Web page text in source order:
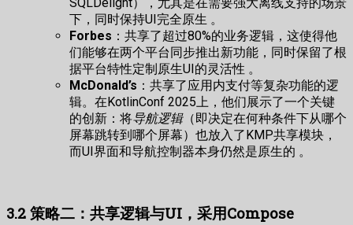
下，同时保持UI完全原生 。
Forbes ：共享了超过80%的业务逻辑，这使得他
们能够在两个平台同步推出新功能，同时保留了根
据平台特性定制原生UI的灵活性 。
McDonald’s ：共享了应用内支付等复杂功能的逻
辑。在KotlinConf 2025上，他们展示了一个关键
的创新：将导航逻辑（即决定在何种条件下从哪个
屏幕跳转到哪个屏幕）也放入了KMP共享模块，
而UI界面和导航控制器本身仍然是原生的 。
3.2 策略二：共享逻辑与UI，采用Compose